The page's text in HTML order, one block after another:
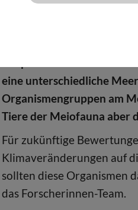
und Makrofauna unter
eine unterschiedliche
Organismengruppen am
Tiere der Meiofauna aber
Für zukünftige
Klimaveränderungen auf
sollten diese Organismen
das Forscherinnen-Team.